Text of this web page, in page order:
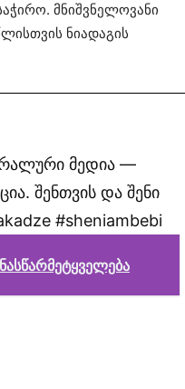
მნიშვნელოვანი
ნიადაგის
მედია —
შენთვის და შენი
#sheniambebi